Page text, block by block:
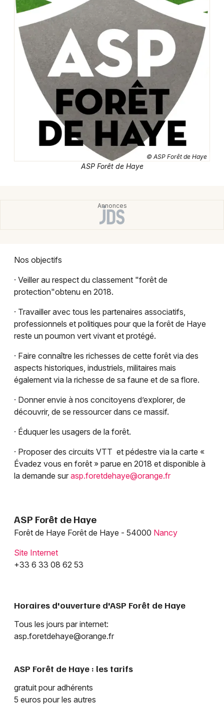
Découverte de la nature dans le Grand Est
Newsletter des sorties
Artistes en tournée
Actus à Nancy
54 - Meurthe-et-Moselle
Choisir mes départements
Mon email
Je m'abonne
© ASP Forêt de Haye
ASP Forêt de Haye
Nos objectifs
· Veiller au respect du classement "forêt de
protection"obtenu en 2018.
· Travailler avec tous les partenaires associatifs,
professionnels et politiques pour que la forêt de Haye
reste un poumon vert vivant et protégé.
· Faire connaître les richesses de cette forêt via des
aspects historiques, industriels, militaires mais
également via la richesse de sa faune et de sa flore.
· Donner envie à nos concitoyens d’explorer, de
découvrir, de se ressourcer dans ce massif.
· Éduquer les usagers de la forêt.
· Proposer des circuits VTT et pédestre via la carte «
Évadez vous en forêt » parue en 2018 et disponible à
la demande sur asp.foretdehaye@orange.fr
ASP Forêt de Haye
Forêt de Haye Forêt de Haye - 54000 Nancy
Site Internet
+33 6 33 08 62 53
Horaires d'ouverture d'ASP Forêt de Haye
Tous les jours par internet:
asp.foretdehaye@orange.fr
ASP Forêt de Haye : les tarifs
gratuit pour adhérents
5 euros pour les autres